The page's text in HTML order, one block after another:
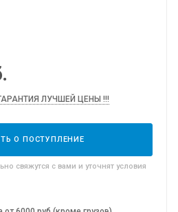
ЛУЧШЕЙ ЦЕНЫ !!!
О ПОСТУПЛЕНИЕ
свяжутся с вами и уточнят условия